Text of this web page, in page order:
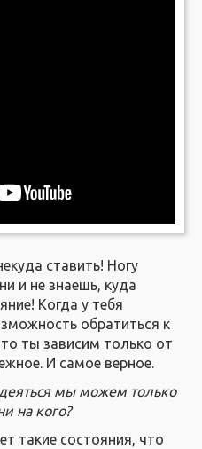
ставить! Ногу
и не знаешь, куда
Когда у тебя
обратиться к
ты зависим только от
И самое верное.
мы можем только
на кого?
такие состояния, что